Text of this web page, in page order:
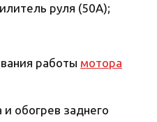
руля (50А);
работы мотора
и обогрев заднего